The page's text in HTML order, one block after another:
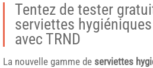
Tentez de tester
serviettes
avec TRND
La nouvelle gamme de serviettes